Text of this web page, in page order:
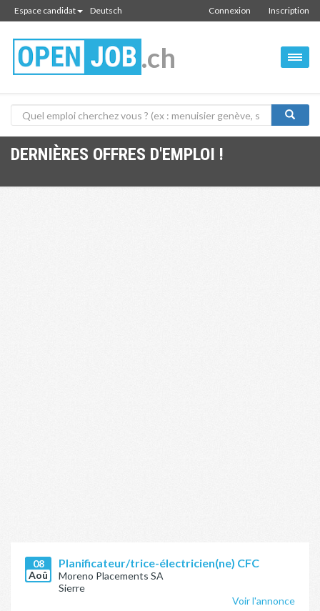
Espace candidat Deutsch Inscription
Connexion
.ch
DERNIÈRES OFFRES D'EMPLOI !
08
Aoû
Planificateur/trice-électricien(ne) CFC
Moreno Placements SA
Sierre
Voir l'annonce